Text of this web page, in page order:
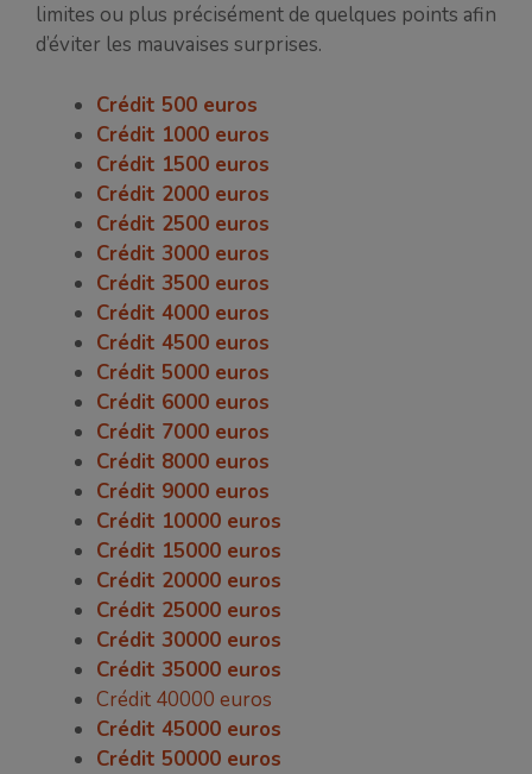
limites ou plus précisément de quelques points afin
d’éviter les mauvaises surprises.
Crédit 500 euros
Crédit 1000 euros
Crédit 1500 euros
Crédit 2000 euros
Crédit 2500 euros
Crédit 3000 euros
Crédit 3500 euros
Crédit 4000 euros
Crédit 4500 euros
Crédit 5000 euros
Crédit 6000 euros
Crédit 7000 euros
Crédit 8000 euros
Crédit 9000 euros
Crédit 10000 euros
Crédit 15000 euros
Crédit 20000 euros
Crédit 25000 euros
Crédit 30000 euros
Crédit 35000 euros
Crédit 40000 euros
Crédit 45000 euros
Crédit 50000 euros